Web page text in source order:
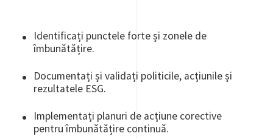
Identificați punctele forte și zonele de
îmbunătățire.
Documentați și validați politicile, acțiunile și
rezultatele ESG.
Implementați planuri de acțiune corective
pentru îmbunătățire continuă.